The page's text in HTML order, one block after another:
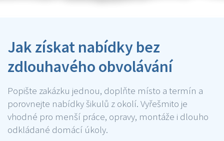
Jak získat nabídky bez
zdlouhavého obvolávání
Popište zakázku jednou, doplňte místo a termín a
porovnejte nabídky šikulů z okolí. Vyřešmito je
vhodné pro menší práce, opravy, montáže i dlouho
odkládané domácí úkoly.